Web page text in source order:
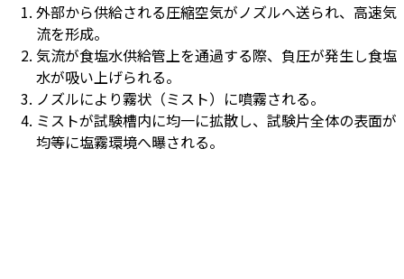
外部から供給される圧縮空気がノズルへ送られ、高速気
流を形成。
気流が食塩水供給管上を通過する際、負圧が発生し食塩
水が吸い上げられる。
ノズルにより霧状（ミスト）に噴霧される。
ミストが試験槽内に均一に拡散し、試験片全体の表面が
均等に塩霧環境へ曝される。